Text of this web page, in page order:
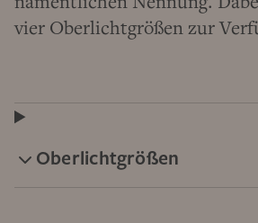
vier Oberlichtgrößen zur
Oberlichtgrößen